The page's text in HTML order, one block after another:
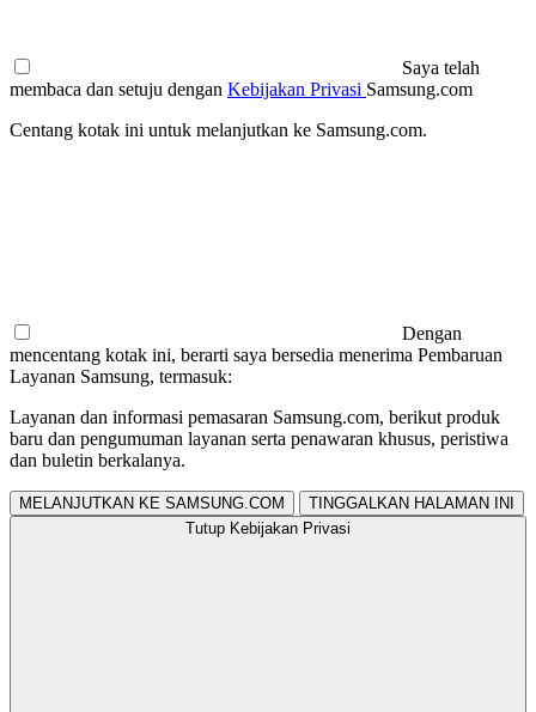
Saya telah
membaca dan setuju dengan Kebijakan Privasi Samsung.com
Centang kotak ini untuk melanjutkan ke Samsung.com.
Dengan
mencentang kotak ini, berarti saya bersedia menerima Pembaruan
Layanan Samsung, termasuk:
Layanan dan informasi pemasaran Samsung.com, berikut produk
baru dan pengumuman layanan serta penawaran khusus, peristiwa
dan buletin berkalanya.
MELANJUTKAN KE SAMSUNG.COM
TINGGALKAN HALAMAN INI
Tutup Kebijakan Privasi